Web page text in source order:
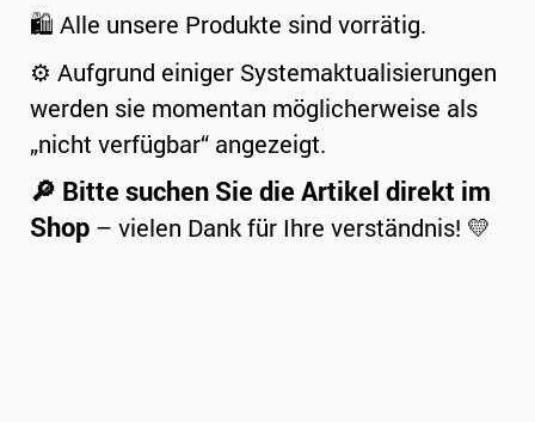
🛍️ Alle unsere Produkte sind vorrätig.
⚙️ Aufgrund einiger Systemaktualisierungen
werden sie momentan möglicherweise als
„nicht verfügbar“ angezeigt.
🔎 Bitte suchen Sie die Artikel direkt im
Shop – vielen Dank für Ihre verständnis! 💛